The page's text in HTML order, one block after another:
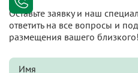
Оставьте заявку и наш
ответить на все вопросы и
размещения вашего близкого!